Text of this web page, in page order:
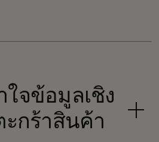
จข้อมูลเชิง
ะกร้าสินค้า